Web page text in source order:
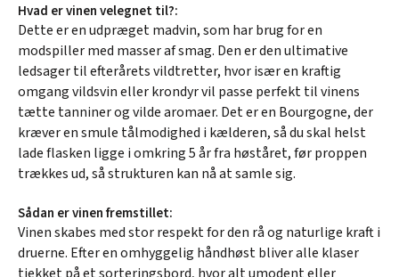
Hvad er vinen velegnet til?:
Dette er en udpræget madvin, som har brug for en
modspiller med masser af smag. Den er den ultimative
ledsager til efterårets vildtretter, hvor især en kraftig
omgang vildsvin eller krondyr vil passe perfekt til vinens
tætte tanniner og vilde aromaer. Det er en Bourgogne, der
kræver en smule tålmodighed i kælderen, så du skal helst
lade flasken ligge i omkring 5 år fra høståret, før proppen
trækkes ud, så strukturen kan nå at samle sig.
Sådan er vinen fremstillet:
Vinen skabes med stor respekt for den rå og naturlige kraft i
druerne. Efter en omhyggelig håndhøst bliver alle klaser
tjekket på et sorteringsbord, hvor alt umodent eller